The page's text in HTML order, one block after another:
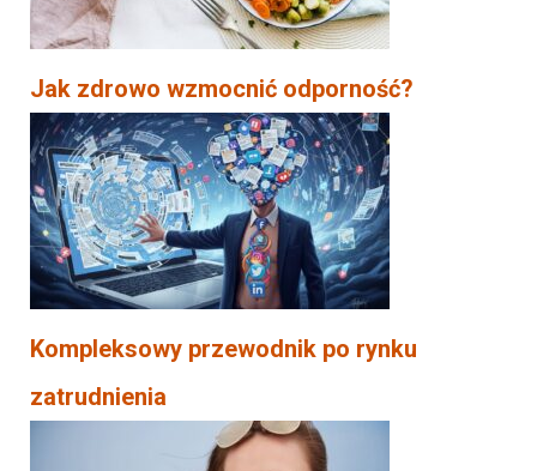
Jak zdrowo wzmocnić odporność?
Kompleksowy przewodnik po rynku
zatrudnienia